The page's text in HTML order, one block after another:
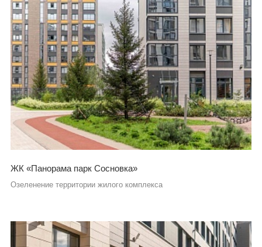
ЖК «Панорама парк Сосновка»
Озеленение территории жилого комплекса